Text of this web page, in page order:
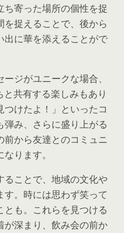
寄った場所の個性を捉
を捉えることで、後から
出に華を添えることがで
ジがユニークな場合、
共有する楽しみもあり
けたよ！」といったコ
弾み、さらに盛り上がる
前から友達とのコミュニ
ります。
ることで、地域の文化や
。時には思わず笑って
とも。これらを見つける
が深まり、飲み会の前か